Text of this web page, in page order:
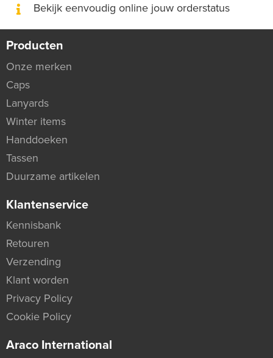
Bekijk eenvoudig online jouw orderstatus
Producten
Onze merken
Caps
Lanyards
Winter items
Handdoeken
Tassen
Duurzame artikelen
Klantenservice
Kennisbank
Retouren
Verzending
Klant worden
Privacy Policy
Cookie Policy
Araco International